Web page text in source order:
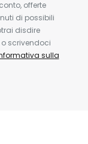
offerte
di possibili
disdire
scrivendoci
sulla